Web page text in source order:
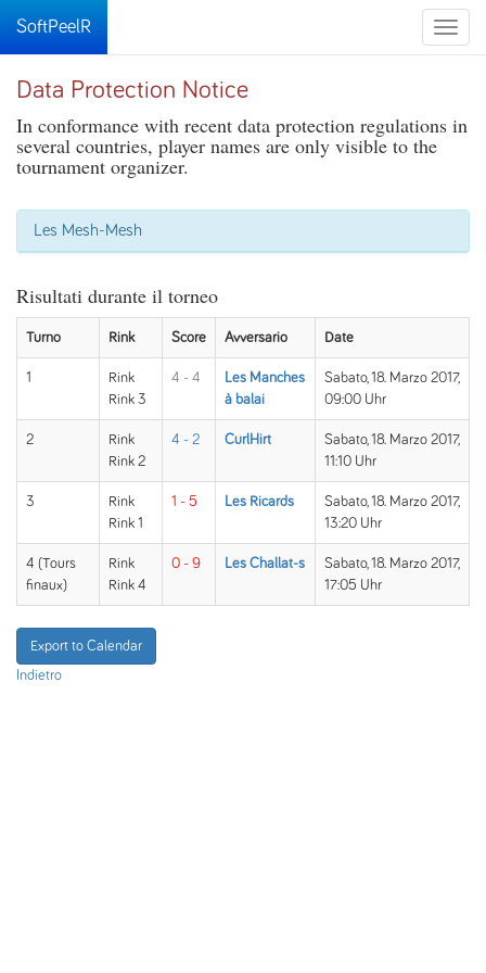
Toggle
SoftPeelR
Data Protection Notice
In conformance with recent data protection regulations in
several countries, player names are only visible to the
tournament organizer.
Les Mesh-Mesh
Risultati durante il torneo
Turno Rink Score Avversario Date
1
Rink
Rink 3
4 - 4
Les Manches
à balai
Sabato, 18. Marzo 2017,
09:00 Uhr
2
Rink
Rink 2
4 - 2 CurlHirt
Sabato, 18. Marzo 2017,
11:10 Uhr
3
Rink
Rink 1
1 - 5 Les Ricards
Sabato, 18. Marzo 2017,
13:20 Uhr
4 (Tours
finaux)
Rink
Rink 4
0 - 9 Les Challat-s
Sabato, 18. Marzo 2017,
17:05 Uhr
Export to Calendar
Indietro